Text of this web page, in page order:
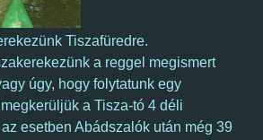
Tiszafüredre.
a reggel megismert
úgy, hogy folytatunk egy
a Tisza-tó 4 déli
esetben Abádszalók után még 39